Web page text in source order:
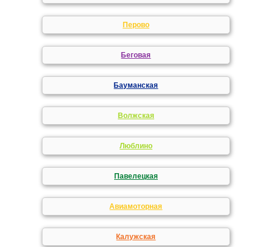
Перово
Беговая
Бауманская
Волжская
Люблино
Павелецкая
Авиамоторная
Калужская